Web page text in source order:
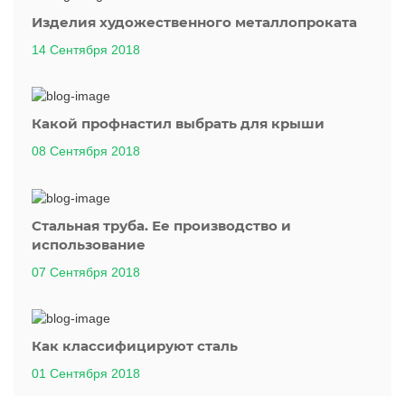
Изделия художественного металлопроката
14 Сентября 2018
Какой профнастил выбрать для крыши
08 Сентября 2018
Стальная труба. Ее производство и
использование
07 Сентября 2018
Как классифицируют сталь
01 Сентября 2018